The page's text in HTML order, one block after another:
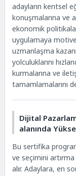
adayların kentsel
konuşmalarına ve
ekonomik
uygulamaya
uzmanlaşma
yolculuklarını
kurmalarına ve
tamamlamalarını
Dijital
alanında
Bu sertifika
ve seçimini
alır. Adaylara, en